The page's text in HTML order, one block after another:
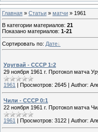
Главная » Статьи » матчи » 1961
В категории материалов: 21
Показано материалов: 1-21
Сортировать по: Дате
Уругвай - СССР 1:2
29 ноября 1961 г. Протокол матча
1961 Просмотров: 2645 Author:
Чили - СССР 0:1
22 ноября 1961 г. Протокол матча
1961 | Просмотров: 3122 | Author: